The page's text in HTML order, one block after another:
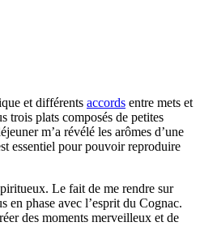
et différents accords entre mets et
trois plats composés de petites
m’a révélé les arômes d’une
essentiel pour pouvoir reproduire
Le fait de me rendre sur
en phase avec l’esprit du Cognac.
des moments merveilleux et de